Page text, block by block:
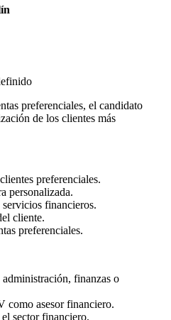
preferenciales, el candidato
de los clientes más
preferenciales.
personalizada.
financieros.
cliente.
preferenciales.
finanzas o
como asesor financiero.
sector financiero.